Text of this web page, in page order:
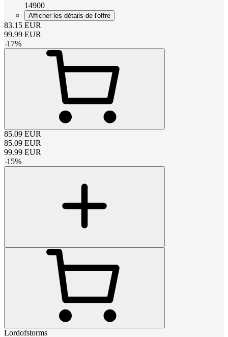
14900
Afficher les détails de l'offre
83.15 EUR
99.99 EUR
-17%
85.09 EUR
85.09 EUR
99.99 EUR
-15%
Lordofstorms